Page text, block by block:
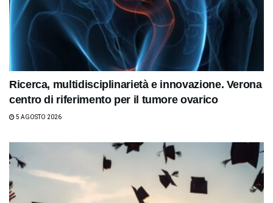
Ricerca, multidisciplinarietà e innovazione. Verona
centro di riferimento per il tumore ovarico
5 AGOSTO 2026